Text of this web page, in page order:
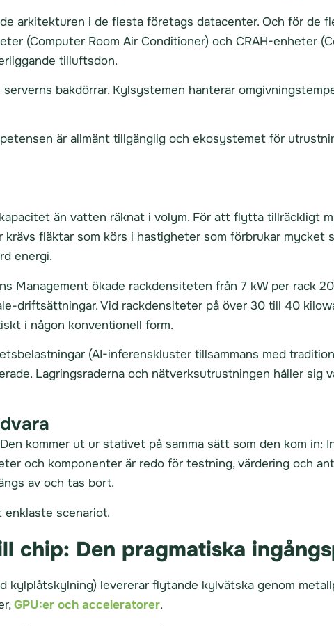
arkitekturen i de flesta företags datacenter. Och för de
(Computer Room Air Conditioner) och CRAH-enheter
tilluftsdon.
bakdörrar. Kylsystemen hanterar
är allmänt tillgänglig och ekosystemet för
än vatten räknat i volym. För att flytta tillräckligt
fläktar som körs i hastigheter som förbrukar mycket
energi.
Management ökade rackdensiteten från 7 kW per rack
driftsättningar. Vid rackdensiteter på över 30 till 40
i någon konventionell form.
(AI-inferenskluster tillsammans med
Lagringsraderna och nätverksutrustningen håller sig
kommer ut ur stativet på samma sätt som den kom in:
och komponenter är redo för testning, värdering och
av och tas bort.
enklaste scenariot.
chip: Den pragmatiska
kylplåtskylning) levererar flytande kylvätska genom
GPU:er och acceleratorer.